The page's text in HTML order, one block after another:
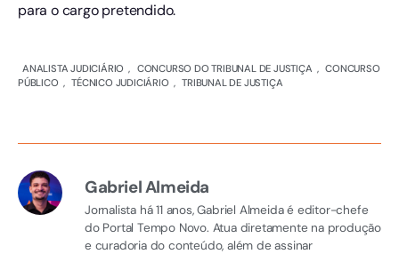
para o cargo pretendido.
ANALISTA JUDICIÁRIO , CONCURSO DO TRIBUNAL DE JUSTIÇA , CONCURSO
PÚBLICO , TÉCNICO JUDICIÁRIO , TRIBUNAL DE JUSTIÇA
Gabriel Almeida
Jornalista há 11 anos, Gabriel Almeida é editor-chefe
do Portal Tempo Novo. Atua diretamente na produção
e curadoria do conteúdo, além de assinar